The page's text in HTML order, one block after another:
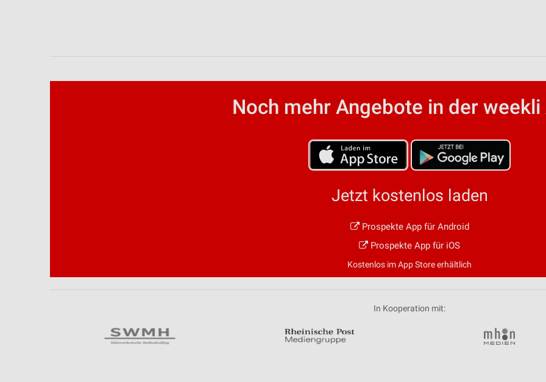
Noch mehr Angebote in der weekli
Jetzt kostenlos laden
Prospekte App für Android
Prospekte App für iOS
Kostenlos im App Store erhältlich
In Kooperation mit:
Analyse von Zielgruppen durch Statistiken oder Kombinationen von Daten aus verschiedenen